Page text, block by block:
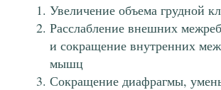
Увеличение объема грудной
Расслабление внешних
и сокращение внутренних
мышц
Сокращение диафрагмы,